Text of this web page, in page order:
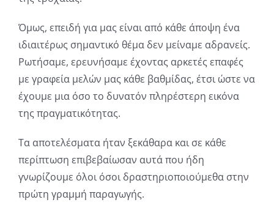
Όμως, επειδή για μας είναι από κάθε άποψη ένα
ιδιαιτέρως σημαντικό θέμα δεν μείναμε αδρανείς.
Ρωτήσαμε, ερευνήσαμε έχοντας αρκετές επαφές
με γραφεία μελών μας κάθε βαθμίδας, έτσι ώστε να
έχουμε μια όσο το δυνατόν πληρέστερη εικόνα
της πραγματικότητας.
Τα αποτελέσματα ήταν ξεκάθαρα και σε κάθε
περίπτωση επιβεβαίωσαν αυτά που ήδη
γνωρίζουμε όλοι όσοι δραστηριοποιούμεθα στην
πρώτη γραμμή παραγωγής.